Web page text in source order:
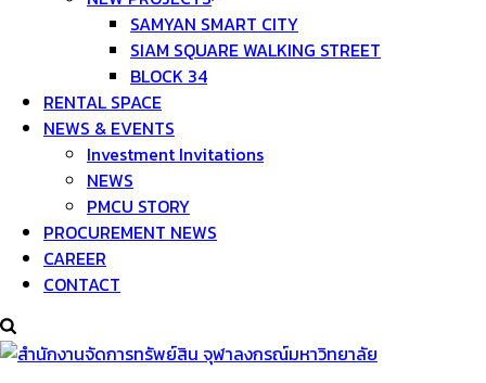
SAMYAN SMART CITY
SIAM SQUARE WALKING STREET
BLOCK 34
RENTAL SPACE
NEWS & EVENTS
Investment Invitations
NEWS
PMCU STORY
PROCUREMENT NEWS
CAREER
CONTACT